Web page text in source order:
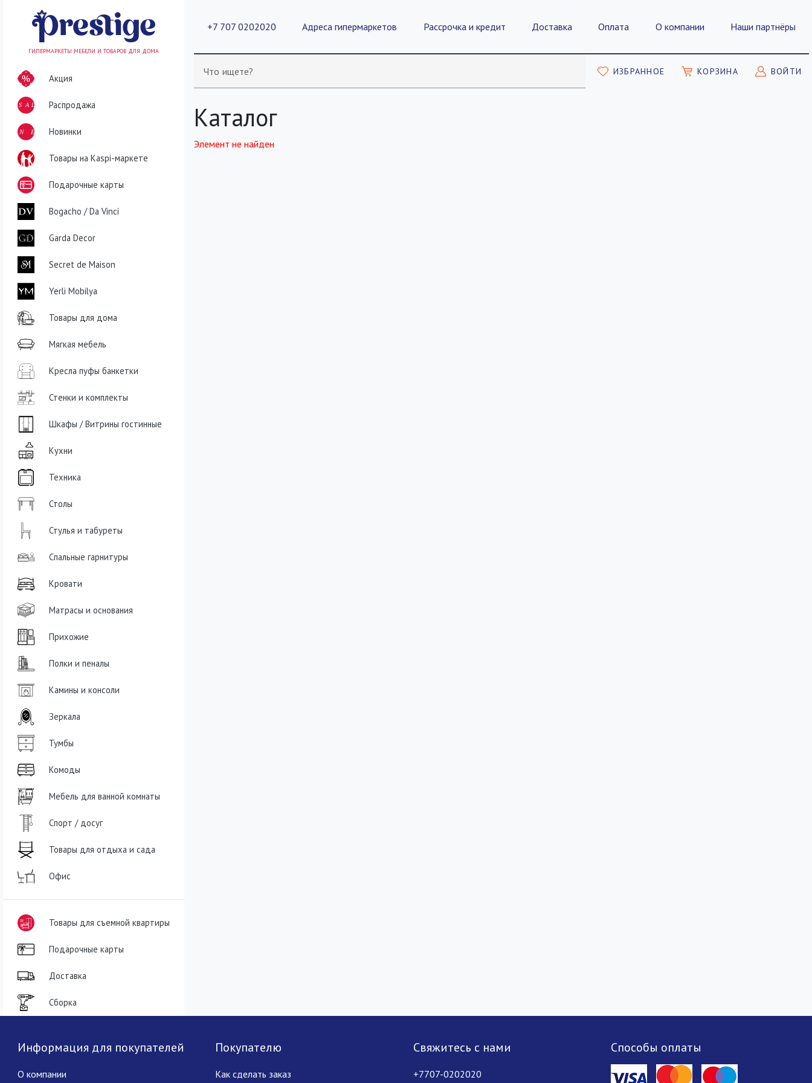
+7 707 0202020 Адреса гипермаркетов Рассрочка и кредит Доставка Оплата О компании Наши партнёры
Что ищете? ИЗБРАННОЕ КОРЗИНА ВОЙТИ
ГИПЕРМАРКЕТЫ МЕБЕЛИ И ТОВАРОВ ДЛЯ ДОМА
Акция
SALE Распродажа
NEWНовинки
Товары на Kaspi-маркете
Подарочные карты
Bogacho / Da Vinci
Garda Decor
Secret de Maison
Yerli Mobilya
Товары для дома
Мягкая мебель
Кресла пуфы банкетки
Стенки и комплекты
Шкафы / Витрины гостинные
Кухни
Техника
Столы
Стулья и табуреты
Спальные гарнитуры
Кровати
Матрасы и основания
Прихожие
Полки и пеналы
Камины и консоли
Зеркала
Тумбы
Комоды
Мебель для ванной комнаты
Спорт / досуг
Товары для отдыха и сада
Офис
Товары для съемной квартиры
Подарочные карты
Доставка
Сборка
Каталог
Элемент не найден
Информация для покупателей
О компании
Покупателю
Как сделать заказ
Свяжитесь с нами
+7707-0202020
Способы оплаты